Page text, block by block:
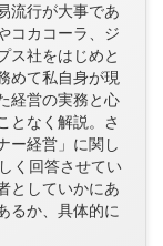
流行が大事であ
コカコーラ、ジ
ス社をはじめと
めて私自身が現
経営の実務と心
となく解説。さ
ー経営」に関し
く回答させてい
としていかにあ
るか、具体的に